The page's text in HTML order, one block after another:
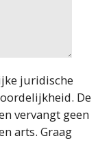
juridische
De
vervangt geen
arts. Graag